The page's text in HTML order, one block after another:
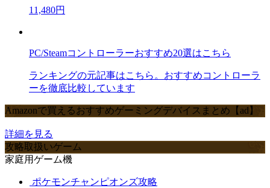
11,480円
PC/Steamコントローラーおすすめ20選はこちら
ランキングの元記事はこちら。おすすめコントローラ
ーを徹底比較しています
Amazonで買えるおすすめゲーミングデバイスまとめ【ad】
詳細を見る
攻略取扱いゲーム
家庭用ゲーム機
ポケモンチャンピオンズ攻略